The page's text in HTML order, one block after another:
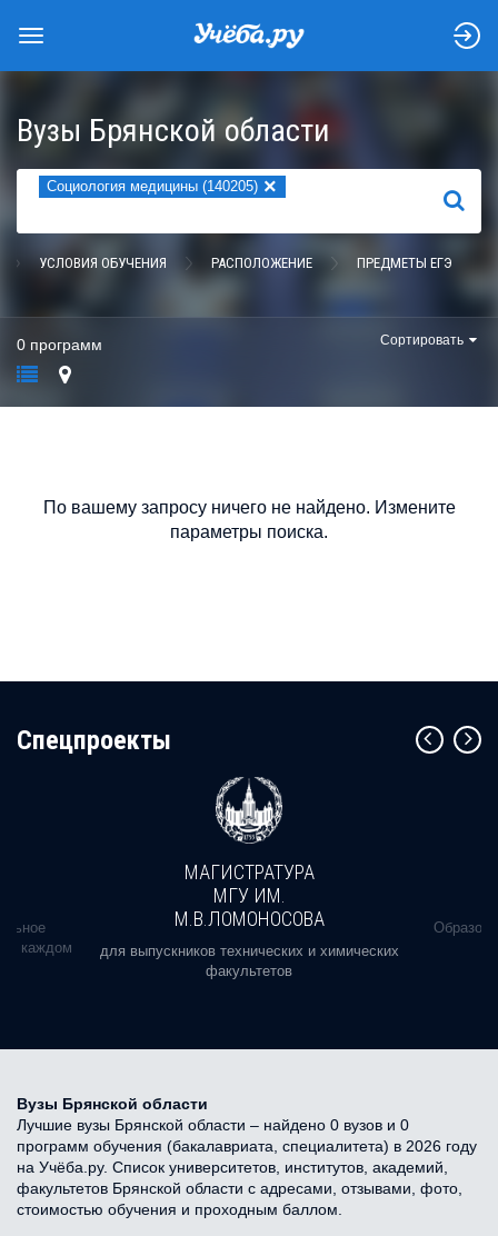
Вузы Брянской области
Социология медицины (140205) ×
НАЙТИ
УСЛОВИЯ ОБУЧЕНИЯ РАСПОЛОЖЕНИЕ ПРЕДМЕТЫ ЕГЭ
0 программ Сортировать
По вашему запросу ничего не найдено. Измените
параметры поиска.
Cпецпроекты
в каждом
МАГИСТРАТУРА
МГУ ИМ.
М.В.ЛОМОНОСОВА
для выпускников технических и химических
факультетов
Вузы Брянской области
Лучшие вузы Брянской области – найдено 0 вузов и 0
программ обучения (бакалавриата, специалитета) в 2026 году
на Учёба.ру. Список университетов, институтов, академий,
факультетов Брянской области с адресами, отзывами, фото,
стоимостью обучения и проходным баллом.